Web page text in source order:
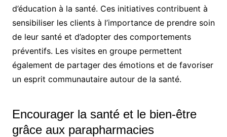
d’éducation à la santé. Ces initiatives contribuent à
sensibiliser les clients à l’importance de prendre soin
de leur santé et d’adopter des comportements
préventifs. Les visites en groupe permettent
également de partager des émotions et de favoriser
un esprit communautaire autour de la santé.
Encourager la santé et le bien-être
grâce aux parapharmacies